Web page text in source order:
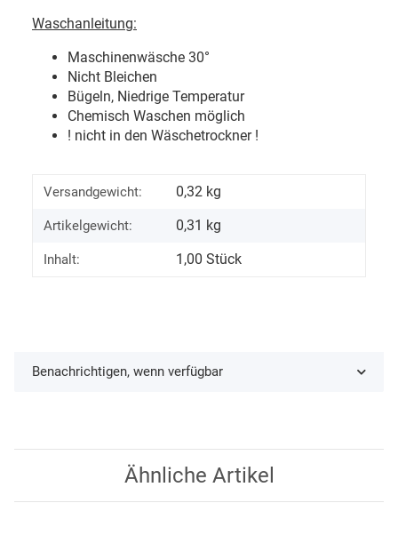
Waschanleitung:
Maschinenwäsche 30°
Nicht Bleichen
Bügeln, Niedrige Temperatur
Chemisch Waschen möglich
! nicht in den Wäschetrockner !
Versandgewicht: 0,32 kg
Artikelgewicht: 0,31 kg
Inhalt: 1,00 Stück
Benachrichtigen, wenn verfügbar
Ähnliche Artikel